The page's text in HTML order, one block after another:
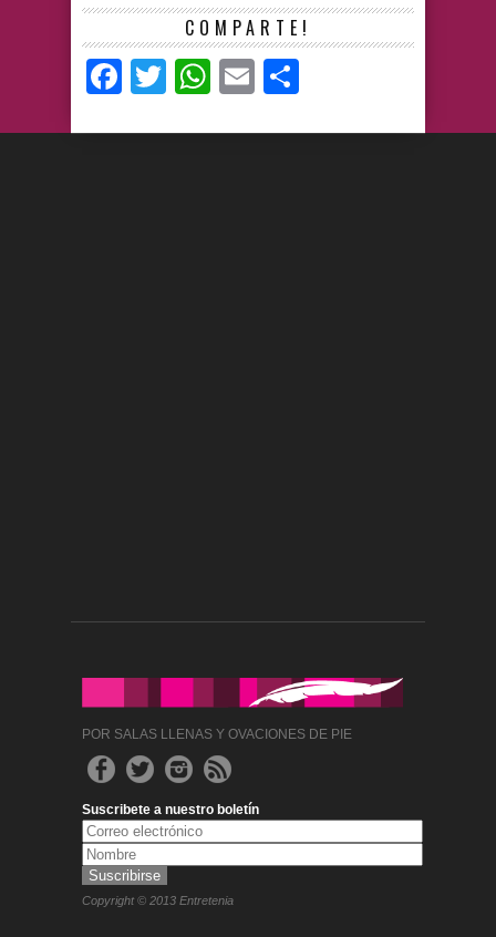
COMPARTE!
Facebook
TwitterWhatsApp
Email
POR SALAS LLENAS Y OVACIONES DE PIE
Suscribete a nuestro boletín
Copyright © 2013 Entretenia